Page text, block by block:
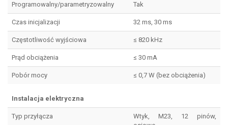
Programowalny/parametryzowalny Tak
Czas inicjalizacji 32 ms, 30 ms
Częstotliwość wyjściowa ≤ 820 kHz
Prąd obciążenia ≤ 30 mA
Pobór mocy ≤ 0,7 W (bez obciążenia)
Instalacja elektryczna
Typ przyłącza
Wtyk, M23, 12 pinów,